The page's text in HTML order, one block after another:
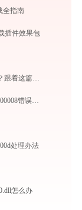
全指南
插件效果包
如何轻松下载和安装惠普9085mfp打印机驱动？跟着这篇指南走
Windows资源管理器打开explorer.exe提示0xc0000008错误码怎么办
处理办法
怎么办